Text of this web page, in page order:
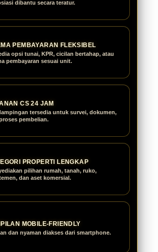
dibantu secara teratur.
PEMBAYARAN FLEKSIBEL
opsi tunai, KPR, cicilan bertahap, atau
pembayaran sesuai unit.
CS 24 JAM
tersedia untuk survei, dokumen,
pembelian.
PROPERTI LENGKAP
pilihan rumah, tanah, ruko,
dan aset komersial.
MOBILE-FRIENDLY
dan nyaman diakses dari smartphone.